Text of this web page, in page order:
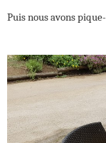
Puis nous avons